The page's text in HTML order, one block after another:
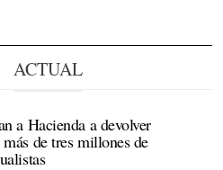
ACTUAL
a Hacienda a devolver
de tres millones de